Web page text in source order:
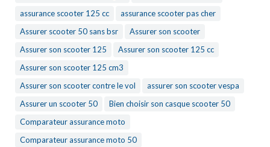
assurance scooter 125 cc
assurance scooter pas cher
Assurer scooter 50 sans bsr
Assurer son scooter
Assurer son scooter 125
Assurer son scooter 125 cc
Assurer son scooter 125 cm3
Assurer son scooter contre le vol
assurer son scooter vespa
Assurer un scooter 50
Bien choisir son casque scooter 50
Comparateur assurance moto
Comparateur assurance moto 50